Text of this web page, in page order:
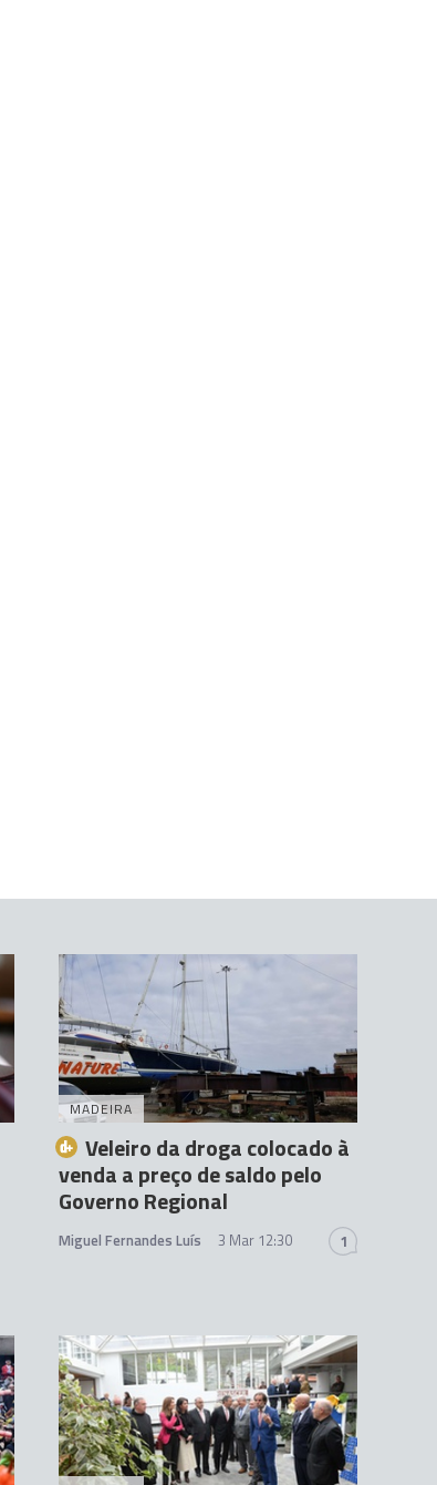
MADEIRA
Veleiro da droga colocado à
venda a preço de saldo pelo
Governo Regional
Miguel Fernandes Luís 3 Mar 12:30 1